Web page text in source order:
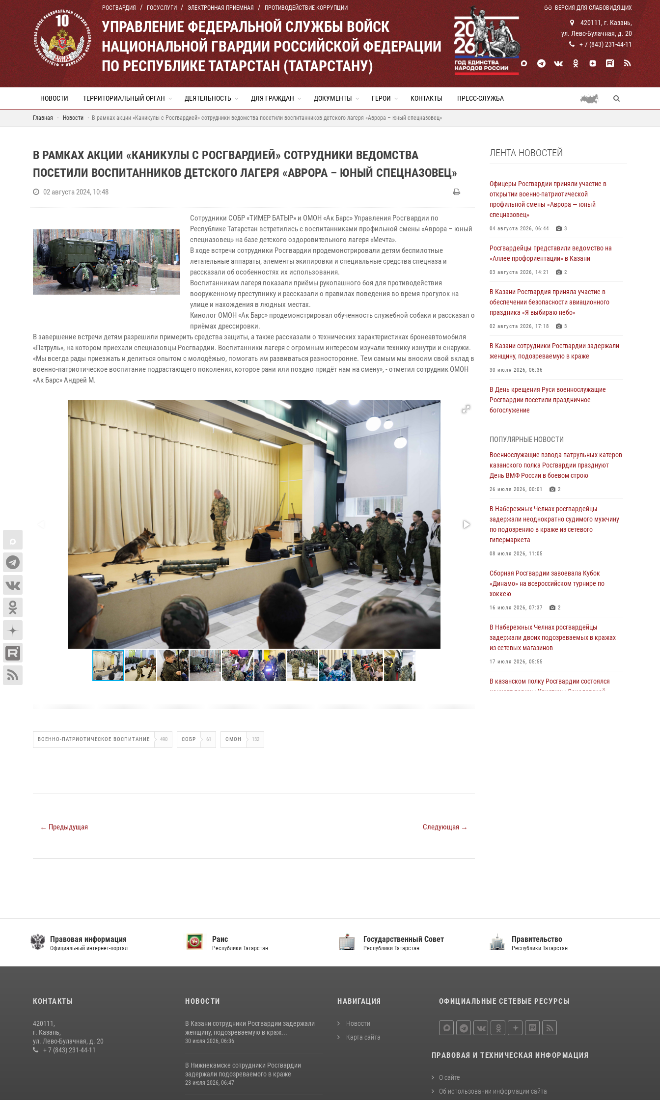
РОСГВАРДИЯ ГОСУСЛУГИ ЭЛЕКТРОННАЯ ПРИЕМНАЯ ПРОТИВОДЕЙСТВИЕ КОРРУПЦИИ ВЕРСИЯ ДЛЯ СЛАБОВИДЯЩИХ
УПРАВЛЕНИЕ ФЕДЕРАЛЬНОЙ СЛУЖБЫ ВОЙСК
НАЦИОНАЛЬНОЙ ГВАРДИИ РОССИЙСКОЙ ФЕДЕРАЦИИ
ПО РЕСПУБЛИКЕ ТАТАРСТАН (ТАТАРСТАНУ)
420111, г. Казань,
ул. Лево-Булачная, д. 20
+ 7 (843) 231-44-11
НОВОСТИ ТЕРРИТОРИАЛЬНЫЙ ОРГАН ДЕЯТЕЛЬНОСТЬ ДЛЯ ГРАЖДАН ДОКУМЕНТЫ ГЕРОИ КОНТАКТЫ ПРЕСС-СЛУЖБА
Главная Новости В рамках акции «Каникулы с Росгвардией» сотрудники ведомства посетили воспитанников детского лагеря «Аврора – юный спецназовец»
В РАМКАХ АКЦИИ «КАНИКУЛЫ С РОСГВАРДИЕЙ» СОТРУДНИКИ ВЕДОМСТВА
ПОСЕТИЛИ ВОСПИТАННИКОВ ДЕТСКОГО ЛАГЕРЯ «АВРОРА – ЮНЫЙ СПЕЦНАЗОВЕЦ»
02 августа 2024, 10:48
Сотрудники СОБР «ТИМЕР БАТЫР» и ОМОН «Ак Барс» Управления Росгвардии по
Республике Татарстан встретились с воспитанниками профильной смены «Аврора – юный
спецназовец» на базе детского оздоровительного лагеря «Мечта».
В ходе встречи сотрудники Росгвардии продемонстрировали детям беспилотные
летательные аппараты, элементы экипировки и специальные средства спецназа и
рассказали об особенностях их использования.
Воспитанникам лагеря показали приёмы рукопашного боя для противодействия
вооруженному преступнику и рассказали о правилах поведения во время прогулок на
улице и нахождения в людных местах.
Кинолог ОМОН «Ак Барс» продемонстрировал обученность служебной собаки и рассказал о
приёмах дрессировки.
В завершение встречи детям разрешили примерить средства защиты, а также рассказали о технических характеристиках бронеавтомобиля
«Патруль», на котором приехали спецназовцы Росгвардии. Воспитанники лагеря с огромным интересом изучали технику изнутри и снаружи.
«Мы всегда рады приезжать и делиться опытом с молодёжью, помогать им развиваться разносторонне. Тем самым мы вносим свой вклад в
военно-патриотическое воспитание подрастающего поколения, которое рани или поздно придёт нам на смену», - отметил сотрудник ОМОН
«Ак Барс» Андрей М.
ВОЕННО-ПАТРИОТИЧЕСКОЕ ВОСПИТАНИЕ 490 СОБР 61 ОМОН 132
← Предыдущая Следующая →
ЛЕНТА НОВОСТЕЙ
Офицеры Росгвардии приняли участие в
открытии военно-патриотической
профильной смены «Аврора — юный
спецназовец»
04 августа 2026, 06:44 3
Росгвардейцы представили ведомство на
«Аллее профориентации» в Казани
03 августа 2026, 14:21 2
В Казани Росгвардия приняла участие в
обеспечении безопасности авиационного
праздника «Я выбираю небо»
02 августа 2026, 17:18 3
В Казани сотрудники Росгвардии задержали
женщину, подозреваемую в краже
30 июля 2026, 06:36
В День крещения Руси военнослужащие
Росгвардии посетили праздничное
богослужение
Военнослужащие взвода патрульных катеров
казанского полка Росгвардии празднуют
День ВМФ России в боевом строю
26 июля 2026, 00:01 2
«бронзу» в окружном этапе конкурса
профессионального мастерства
24 июля 2026, 15:05 4
В казанском полку Росгвардии состоялся
23 июля 2026, 10:22 2
В Нижнекамске сотрудники Росгвардии
задержали подозреваемого в краже
В Казани Росгвардия приняла участие в
обеспечении безопасности крестного хода и
освящения храма
ПОПУЛЯРНЫЕ НОВОСТИ
Военнослужащие взвода патрульных катеров
казанского полка Росгвардии празднуют
День ВМФ России в боевом строю
26 июля 2026, 00:01 2
В Набережных Челнах росгвардейцы
задержали неоднократно судимого мужчину
по подозрению в краже из сетевого
гипермаркета
08 июля 2026, 11:05
Сборная Росгвардии завоевала Кубок
«Динамо» на всероссийском турнире по
хоккею
16 июля 2026, 07:37 2
В Набережных Челнах росгвардейцы
задержали двоих подозреваемых в кражах
из сетевых магазинов
17 июля 2026, 05:55
В казанском полку Росгвардии состоялся
концерт певицы Кристины Соколовской
В Нижнекамске сотрудники Росгвардии
магазина
Правовая информация
Официальный интернет-портал
Раис
Республики Татарстан
Государственный Совет
Республики Татарстан
Правительство
Республики Татарстан
КОНТАКТЫ
420111,
г. Казань,
ул. Лево-Булачная, д. 20
+ 7 (843) 231-44-11
НОВОСТИ
В Казани сотрудники Росгвардии задержали
женщину, подозреваемую в краж...
30 июля 2026, 06:36
В Нижнекамске сотрудники Росгвардии
задержали подозреваемого в краже
23 июля 2026, 06:47
НАВИГАЦИЯ
Новости
Карта сайта
ОФИЦИАЛЬНЫЕ СЕТЕВЫЕ РЕСУРСЫ
ПРАВОВАЯ И ТЕХНИЧЕСКАЯ ИНФОРМАЦИЯ
О сайте
Об использовании информации сайта